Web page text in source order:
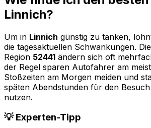
Linnich?
Um in Linnich günstig zu tanken,
die tagesaktuellen Schwankungen.
Region 52441 ändern sich oft
der Regel sparen Autofahrer am
Stoßzeiten am Morgen meiden und
späten Abendstunden für den
nutzen.
💡 Experten-Tipp